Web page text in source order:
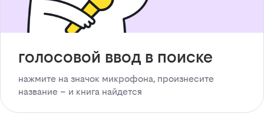
голосовой ввод в поиске
нажмите на значок микрофона, произнесите
название – и книга найдется